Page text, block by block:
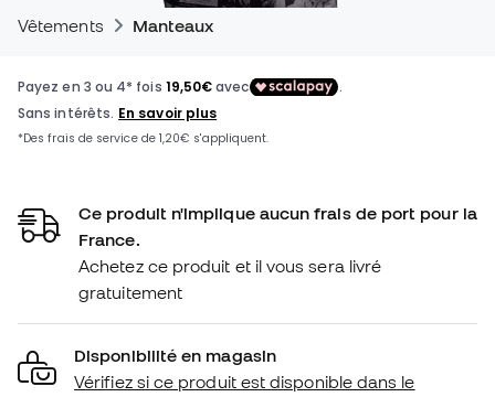
Vêtements Manteaux
Ce produit n'implique aucun frais de port pour la
France.
Achetez ce produit et il vous sera livré
gratuitement
Disponibilité en magasin
Vérifiez si ce produit est disponible dans le